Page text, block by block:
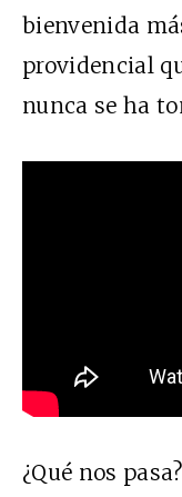
bienvenida
providencial
nunca se ha
¿Qué nos